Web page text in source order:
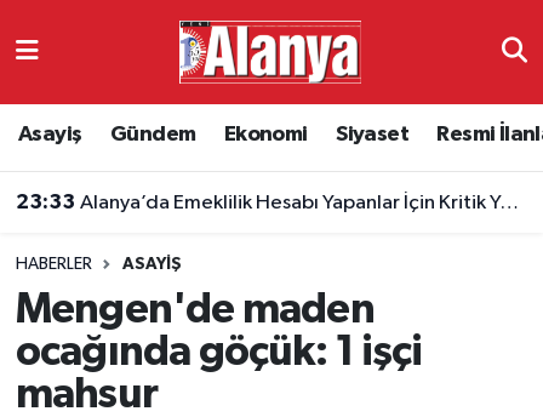
Asayiş Gündem Ekonomi Siyaset Resmi
23:33 Alanya’da Emeklilik Hesabı Yapanlar İçin Kritik Yaş Şartları
HABERLER ASAYIŞ
Mengen'de maden
ocağında göçük: 1 işçi
mahsur
Ekonomi
Resmi İlanlar
Alanyaspor
Antalya Namaz Vakitleri
Antalya Trafik Yoğunluk Haritası
Süper Lig Puan Durumu ve Fikstür
Tüm Manşetler